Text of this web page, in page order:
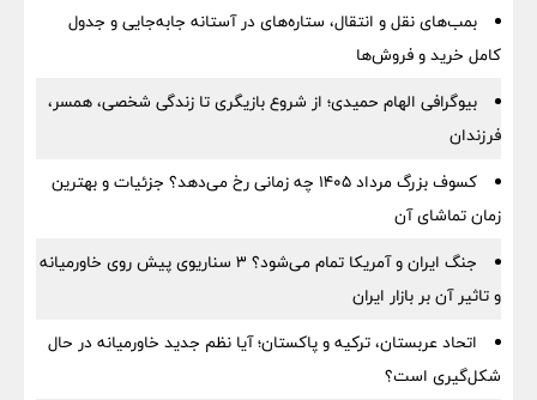
بمب‌های نقل و انتقال، ستاره‌های در آستانه جابه‌جایی و جدول
کامل خرید و فروش‌ها
بیوگرافی الهام حمیدی؛ از شروع بازیگری تا زندگی شخصی، همسر،
فرزندان
کسوف بزرگ مرداد ۱۴۰۵ چه زمانی رخ می‌دهد؟ جزئیات و بهترین
زمان تماشای آن
جنگ ایران و آمریکا تمام می‌شود؟ ۳ سناریوی پیش روی خاورمیانه
و تاثیر آن بر بازار ایران
اتحاد عربستان، ترکیه و پاکستان؛ آیا نظم جدید خاورمیانه در حال
شکل‌گیری است؟